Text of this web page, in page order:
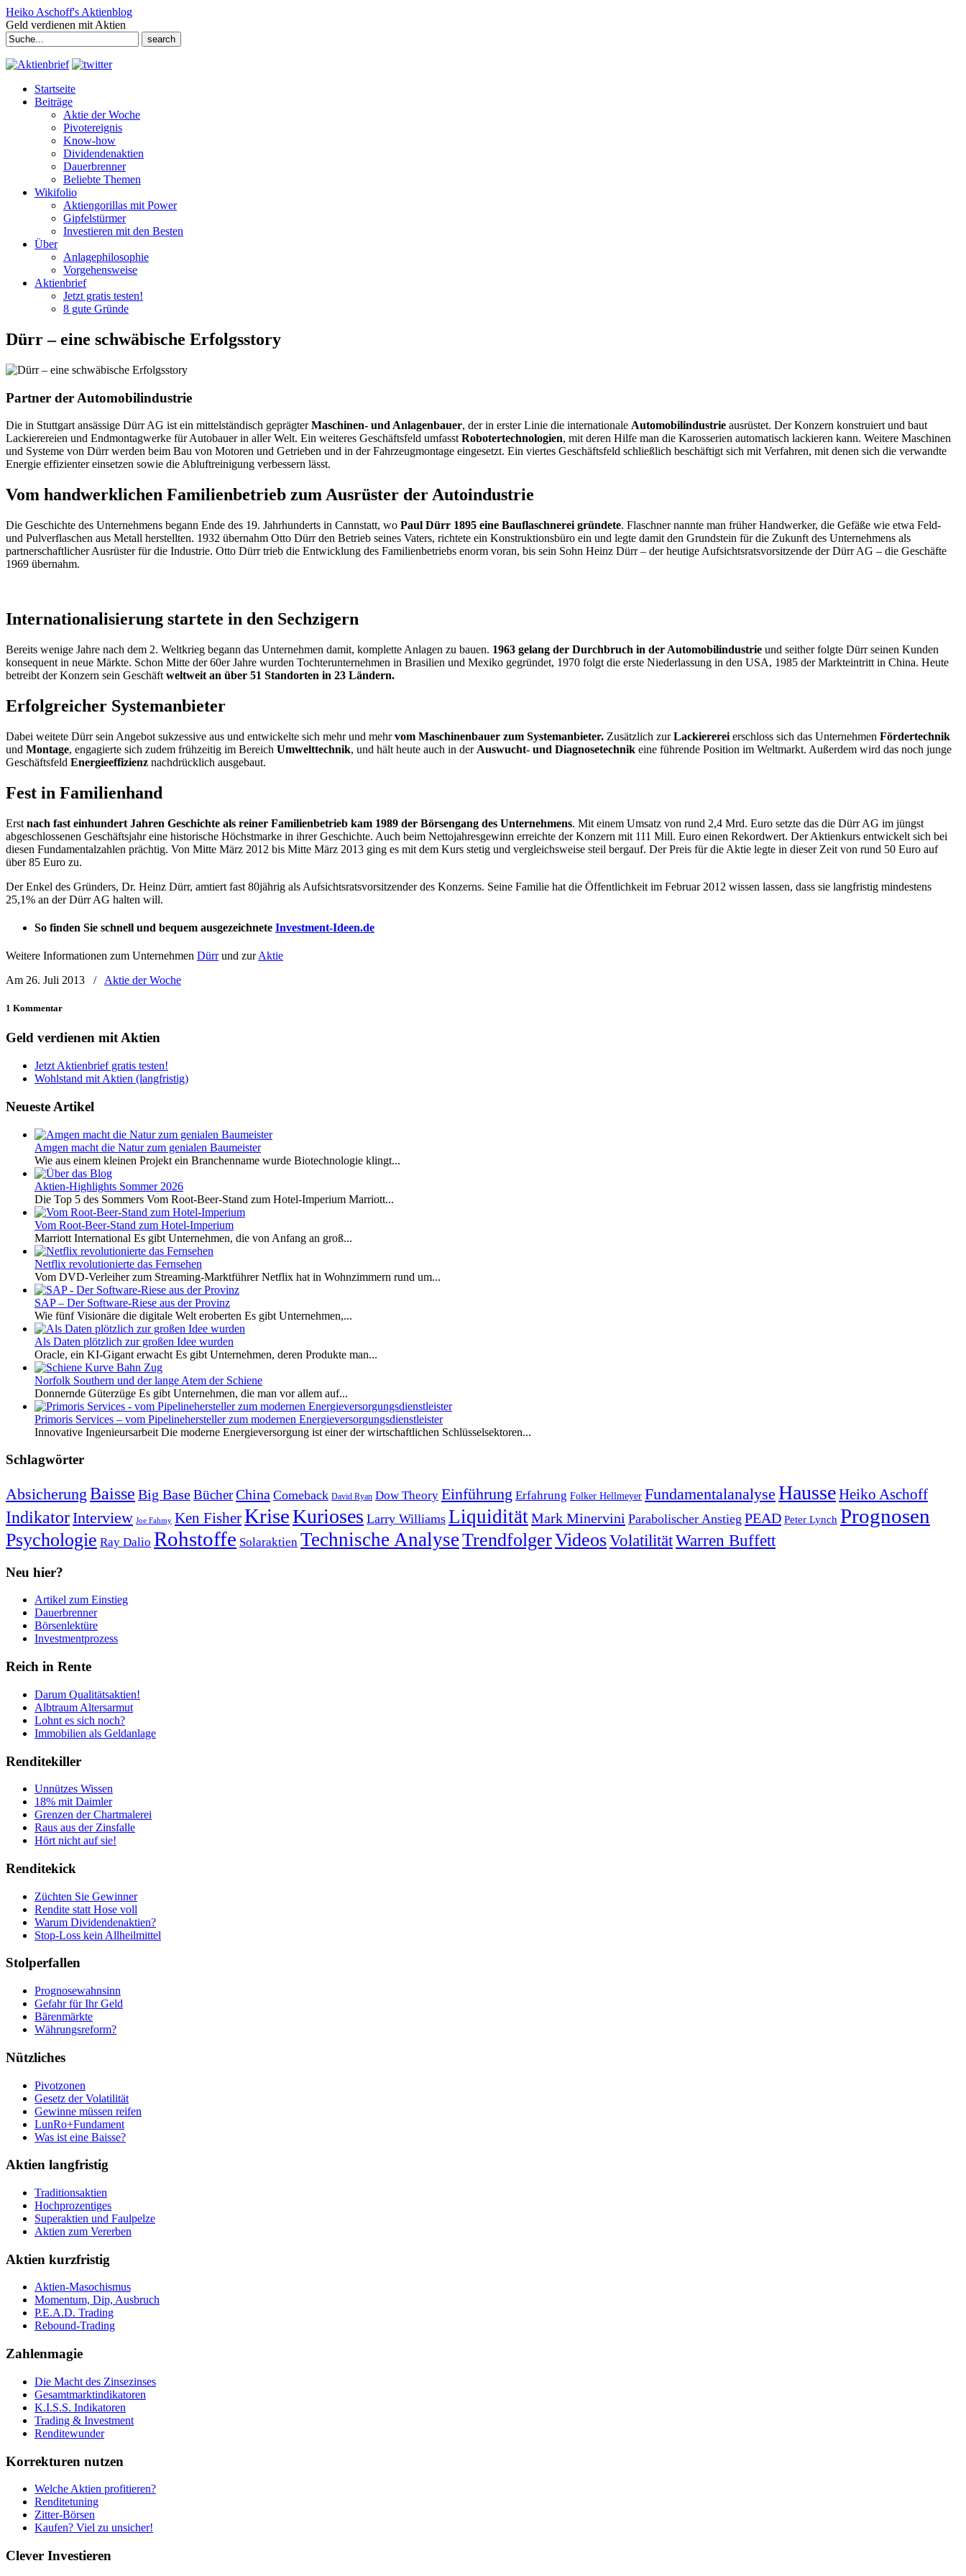
Heiko Aschoff's Aktienblog
Geld verdienen mit Aktien
Search
for:
Startseite
Beiträge
Aktie der Woche
Pivotereignis
Know-how
Dividendenaktien
Dauerbrenner
Beliebte Themen
Wikifolio
Aktiengorillas mit Power
Gipfelstürmer
Investieren mit den Besten
Über
Anlagephilosophie
Vorgehensweise
Aktienbrief
Jetzt gratis testen!
8 gute Gründe
Dürr – eine schwäbische Erfolgsstory
Partner der Automobilindustrie
Die in Stuttgart ansässige Dürr AG ist ein mittelständisch geprägterMaschinen- und Anlagenbauer, der in erster Linie die internationale Automobilindustrie ausrüstet. Der Konzern konstruiert und baut
Lackierereien und Endmontagwerke für Autobauer in aller Welt. Ein weiteres Geschäftsfeld umfasst Robotertechnologien, mit deren Hilfe man die Karosserien automatisch lackieren kann. Weitere Maschinen
und Systeme von Dürr werden beim Bau von Motoren und Getrieben und in der Fahrzeugmontage eingesetzt. Ein viertes Geschäftsfeld schließlich beschäftigt sich mit Verfahren, mit denen sich die verwandte
Energie effizienter einsetzen sowie die Abluftreinigung verbessern lässt.
Vom handwerklichen Familienbetrieb zum Ausrüster der Autoindustrie
Die Geschichte des Unternehmens begann Ende des 19. Jahrhunderts in Cannstatt, wo Paul Dürr 1895 eine Bauflaschnerei gründete. Flaschner nannte man früher Handwerker, die Gefäße wie etwa Feld-
und Pulverflaschen aus Metall herstellten. 1932 übernahm Otto Dürr den Betrieb seines Vaters, richtete ein Konstruktionsbüro ein und legte damit den Grundstein für die Zukunft des Unternehmens als
partnerschaftlicher Ausrüster für die Industrie. Otto Dürr trieb die Entwicklung des Familienbetriebs enorm voran, bis sein Sohn Heinz Dürr – der heutige Aufsichtsratsvorsitzende der Dürr AG – die Geschäfte
1969 übernahm.
Internationalisierung startete in den Sechzigern
Bereits wenige Jahre nach dem 2. Weltkrieg begann das Unternehmen damit, komplette Anlagen zu bauen. 1963 gelang der Durchbruch in der Automobilindustrie und seither folgte Dürr seinen Kunden
konsequent in neue Märkte. Schon Mitte der 60er Jahre wurden Tochterunternehmen in Brasilien und Mexiko gegründet, 1970 folgt die erste Niederlassung in den USA, 1985 der Markteintritt in China. Heute
betreibt der Konzern sein Geschäft weltweit an über 51 Standorten in 23 Ländern.
Erfolgreicher Systemanbieter
Dabei weitete Dürr sein Angebot sukzessive aus und entwickelte sich mehr und mehrvom Maschinenbauer zum Systemanbieter. Zusätzlich zurLackiererei erschloss sich das Unternehmen Fördertechnik
und Montage, engagierte sich zudem frühzeitig im Bereich Umwelttechnik, und hält heute auch in der Auswucht- und Diagnosetechnik eine führende Position im Weltmarkt. Außerdem wird das noch junge
Geschäftsfeld Energieeffizienz nachdrücklich ausgebaut.
Fest in Familienhand
Erst nach fast einhundert Jahren Geschichte als reiner Familienbetrieb kam 1989 der Börsengang des Unternehmens. Mit einem Umsatz von rund 2,4 Mrd. Euro setzte das die Dürr AG im jüngst
abgeschlossenen Geschäftsjahr eine historische Höchstmarke in ihrer Geschichte. Auch beim Nettojahresgewinn erreichte der Konzern mit 111 Mill. Euro einen Rekordwert. Der Aktienkurs entwickelt sich bei
diesen Fundamentalzahlen prächtig. Von Mitte März 2012 bis Mitte März 2013 ging es mit dem Kurs stetig und vergleichsweise steil bergauf. Der Preis für die Aktie legte in dieser Zeit von rund 50 Euro auf
über 85 Euro zu.
Der Enkel des Gründers, Dr. Heinz Dürr, amtiert fast 80jährig als Aufsichtsratsvorsitzender des Konzerns. Seine Familie hat die Öffentlichkeit im Februar 2012 wissen lassen, dass sie langfristig mindestens
25,1% an der Dürr AG halten will.
So finden Sie schnell und bequem ausgezeichnete Investment-Ideen.de
Weitere Informationen zum Unternehmen Dürrund zurAktie
Am 26. Juli 2013
/ Aktie der Woche
1 Kommentar
Geld verdienen mit Aktien
Jetzt Aktienbrief gratis testen!
Wohlstand mit Aktien (langfristig)
Neueste Artikel
Amgen macht die Natur zum genialen Baumeister
Wie aus einem kleinen Projekt ein Branchenname wurde Biotechnologie klingt...
Aktien-Highlights Sommer 2026
Die Top 5 des Sommers Vom Root-Beer-Stand zum Hotel-Imperium Marriott...
Vom Root-Beer-Stand zum Hotel-Imperium
Marriott International Es gibt Unternehmen, die von Anfang an groß...
Netflix revolutionierte das Fernsehen
Vom DVD-Verleiher zum Streaming-Marktführer Netflix hat in Wohnzimmern rund um...
SAP – Der Software-Riese aus der Provinz
Wie fünf Visionäre die digitale Welt eroberten Es gibt Unternehmen,...
Als Daten plötzlich zur großen Idee wurden
Oracle, ein KI-Gigant erwacht Es gibt Unternehmen, deren Produkte man...
Norfolk Southern und der lange Atem der Schiene
Donnernde Güterzüge Es gibt Unternehmen, die man vor allem auf...
Primoris Services – vom Pipelinehersteller zum modernen Energieversorgungsdienstleister
Innovative Ingenieursarbeit Die moderne Energieversorgung ist einer der wirtschaftlichen Schlüsselsektoren...
Schlagwörter
Absicherung Baisse Big BaseBücherChina Comeback David Ryan Dow Theory Einführung Erfahrung Folker Hellmeyer Fundamentalanalyse HausseHeiko Aschoff
IndikatorInterview Joe Fahmy Ken FisherKriseKurioses Larry Williams LiquiditätMark Minervini Parabolischer Anstieg PEAD Peter Lynch Prognosen
Psychologie Ray Dalio Rohstoffe Solaraktien Technische AnalyseTrendfolgerVideosVolatilitätWarren Buffett
Neu hier?
Artikel zum Einstieg
Dauerbrenner
Börsenlektüre
Investmentprozess
Reich in Rente
Darum Qualitätsaktien!
Albtraum Altersarmut
Lohnt es sich noch?
Immobilien als Geldanlage
Renditekiller
Unnützes Wissen
18% mit Daimler
Grenzen der Chartmalerei
Raus aus der Zinsfalle
Hört nicht auf sie!
Renditekick
Züchten Sie Gewinner
Rendite statt Hose voll
Warum Dividendenaktien?
Stop-Loss kein Allheilmittel
Stolperfallen
Prognosewahnsinn
Gefahr für Ihr Geld
Bärenmärkte
Währungsreform?
Nützliches
Pivotzonen
Gesetz der Volatilität
Gewinne müssen reifen
LunRo+Fundament
Was ist eine Baisse?
Aktien langfristig
Traditionsaktien
Hochprozentiges
Superaktien und Faulpelze
Aktien zum Vererben
Aktien kurzfristig
Aktien-Masochismus
Momentum, Dip, Ausbruch
P.E.A.D. Trading
Rebound-Trading
Zahlenmagie
Die Macht des Zinsezinses
Gesamtmarktindikatoren
K.I.S.S. Indikatoren
Trading & Investment
Renditewunder
Korrekturen nutzen
Welche Aktien profitieren?
Renditetuning
Zitter-Börsen
Kaufen? Viel zu unsicher!
Clever Investieren